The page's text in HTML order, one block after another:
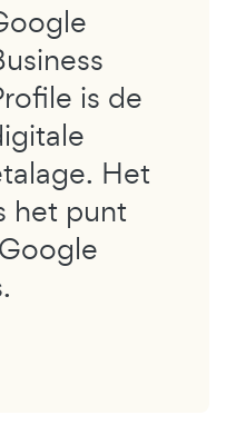
is de
Het
het punt